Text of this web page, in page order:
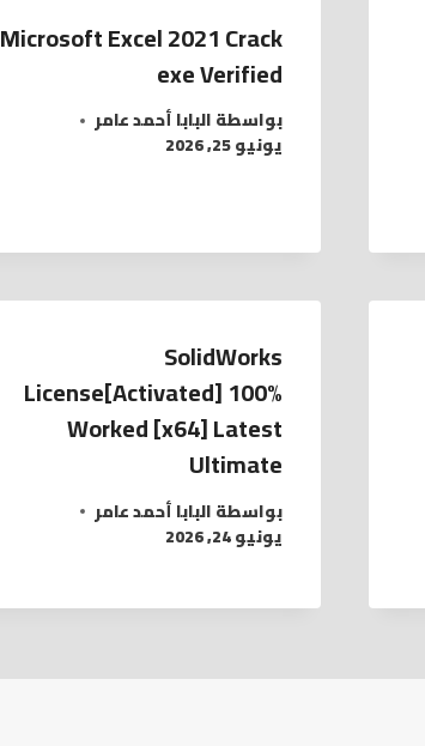
Microsoft Excel 2021 Crack
exe Verified
بواسطةالبابا أحمد عامر
يونيو 25, 2026
SolidWorks
License[Activated] 100%
Worked [x64] Latest
Ultimate
بواسطةالبابا أحمد عامر
يونيو 24, 2026